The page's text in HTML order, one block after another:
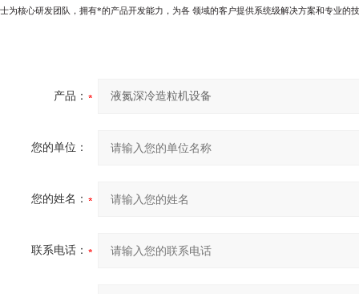
士为核心研发团队，拥有*的产品开发能力，为各 领域的客户提供系统级解决方案和专业的
产品：
您的单位：
您的姓名：
联系电话：